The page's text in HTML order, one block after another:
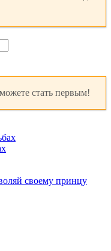
стать первым!
своему принцу